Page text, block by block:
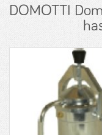
DOMOTTI